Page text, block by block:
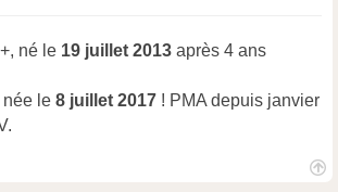
né le 19 juillet 2013 après 4 ans
née le 8 juillet 2017 ! PMA depuis janvier